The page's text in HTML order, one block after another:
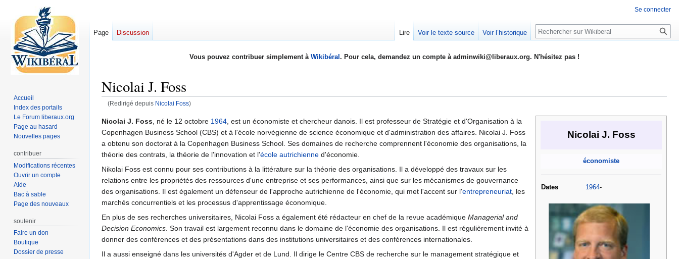
Vous pouvez contribuer simplement à Wikibéral . Pour cela, demandez un compte à adminwiki@liberaux.org. N'hésitez pas !
Nicolai J. Foss
(Redirigé depuis Nicolai Foss)
Aller
à
la
navigation
Aller
à
la
recherche
Nicolai J. Foss
économiste
Dates 1964-
Nicolai J. Foss , né le 12 octobre 1964 , est un économiste et chercheur danois. Il est professeur de Stratégie et d'Organisation à la
Copenhagen Business School (CBS) et à l'école norvégienne de science économique et d'administration des affaires. Nicolai J. Foss
a obtenu son doctorat à la Copenhagen Business School. Ses domaines de recherche comprennent l'économie des organisations, la
théorie des contrats, la théorie de l'innovation et l'école autrichienne d'économie.
Nikolai Foss est connu pour ses contributions à la littérature sur la théorie des organisations. Il a développé des travaux sur les
relations entre les propriétés des ressources d'une entreprise et ses performances, ainsi que sur les mécanismes de gouvernance
des organisations. Il est également un défenseur de l'approche autrichienne de l'économie, qui met l'accent sur l'entrepreneuriat , les
marchés concurrentiels et les processus d'apprentissage économique.
En plus de ses recherches universitaires, Nicolai Foss a également été rédacteur en chef de la revue académique Managerial and
Decision Economics . Son travail est largement reconnu dans le domaine de l'économie des organisations. Il est régulièrement invité à
donner des conférences et des présentations dans des institutions universitaires et des conférences internationales.
Il a aussi enseigné dans les universités d'Agder et de Lund. Il dirige le Centre CBS de recherche sur le management stratégique et
Se connecter
Page Discussion Lire Voir le texte source Voir l’historique Rechercher
Accueil
Index des portails
Le Forum liberaux.org
Page au hasard
Nouvelles pages
contribuer
Modifications récentes
Ouvrir un compte
Aide
Bac à sable
Page des nouveaux
soutenir
Faire un don
Boutique
Dossier de presse